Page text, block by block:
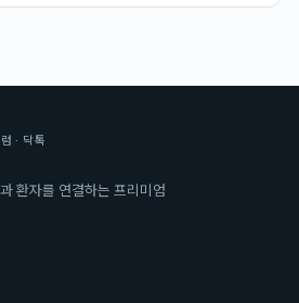
· 닥톡
환자를 연결하는 프리미엄